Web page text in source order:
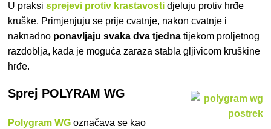
U praksisprejevi protiv krastavosti djeluju protiv hrđe
kruške. Primjenjuju se prije cvatnje, nakon cvatnje i
naknadno ponavljaju svaka dva tjedna tijekom proljetnog
razdoblja, kada je moguća zaraza stabla gljivicom kruškine
hrđe.
Sprej POLYRAM WG
Polygram WG označava se kao